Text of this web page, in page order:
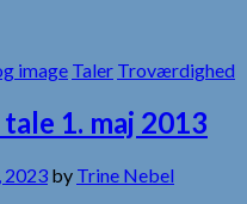
image Taler Troværdighed
1. maj 2013
2023 by Trine Nebel